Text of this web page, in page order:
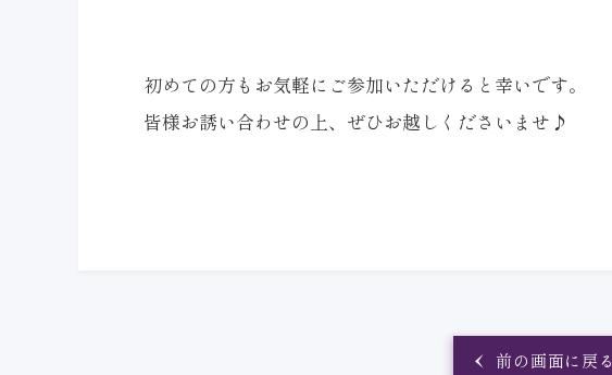
初めての方もお気軽にご参加いただけると幸いです。
皆様お誘い合わせの上、ぜひお越しくださいませ♪
前の画面に戻る